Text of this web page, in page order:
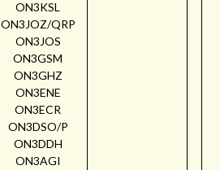
ON3KSL
ON3JOZ/QRP
ON3JOS
ON3GSM
ON3GHZ
ON3ENE
ON3ECR
ON3DSO/P
ON3DDH
ON3AGI